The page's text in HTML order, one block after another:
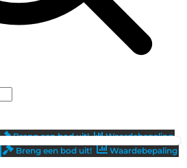
Breng een bod uit!
Waardebepaling
Breng een bod uit! Waardebepaling